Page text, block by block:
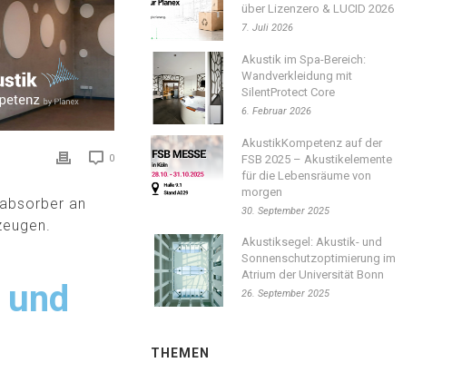
0
an
über Lizenzero & LUCID 2026
7. Juli 2026
Akustik im Spa-Bereich:
Wandverkleidung mit
SilentProtect Core
6. Februar 2026
AkustikKompetenz auf der
FSB 2025 – Akustikelemente
für die Lebensräume von
morgen
30. September 2025
Akustiksegel: Akustik- und
Sonnenschutzoptimierung im
Atrium der Universität Bonn
26. September 2025
THEMEN